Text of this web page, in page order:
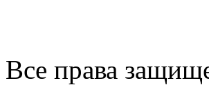
Все права